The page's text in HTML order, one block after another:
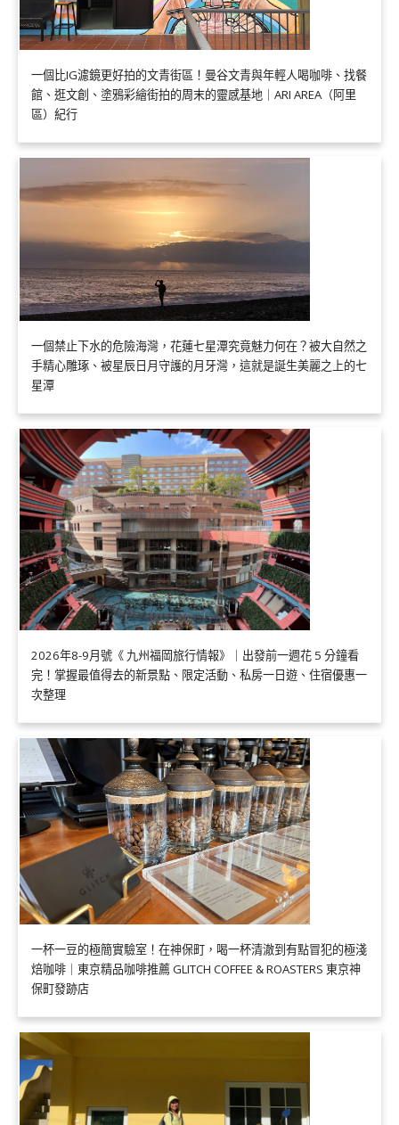
一個比IG濾鏡更好拍的文青街區！曼谷文青與年輕人喝咖啡、找餐
館、逛文創、塗鴉彩繪街拍的周末的靈感基地｜ARI AREA（阿里
區）紀行
一個禁止下水的危險海灣，花蓮七星潭究竟魅力何在？被大自然之
手精心雕琢、被星辰日月守護的月牙灣，這就是誕生美麗之上的七
星潭
2026年8-9月號《 九州福岡旅行情報》｜出發前一週花 5 分鐘看
完！掌握最值得去的新景點、限定活動、私房一日遊、住宿優惠一
次整理
一杯一豆的極簡實驗室！在神保町，喝一杯清澈到有點冒犯的極淺
焙咖啡｜東京精品咖啡推薦 GLITCH COFFEE & ROASTERS 東京神
保町發跡店